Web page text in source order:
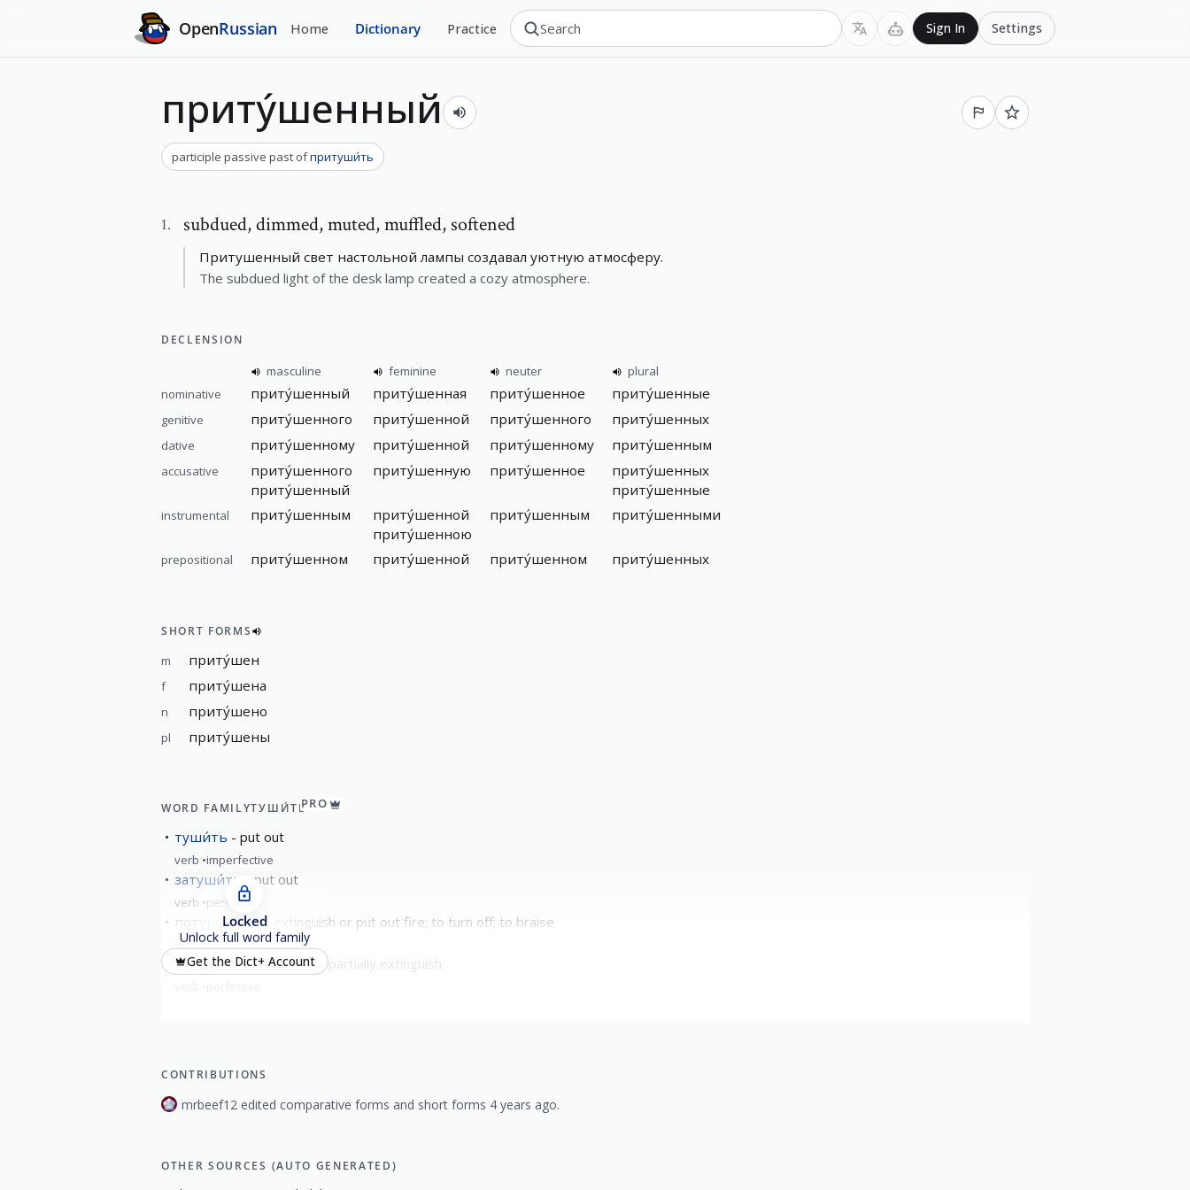
OpenRussian Home Dictionary Practice Sign In Settings
приту́шенный
participle passive past ofпритуши́ть
1. subdued,dimmed, muted, muffled, softened
Притушенный свет настольной лампы создавал уютную атмосферу.
The subdued light of the desk lamp created a cozy atmosphere.
DECLENSION
masculine feminine neuter
plural
nominative
приту́шенный приту́шенная приту́шенное приту́шенные
genitive приту́шенного приту́шенной приту́шенного приту́шенных
dative приту́шенному приту́шенной приту́шенному приту́шенным
accusative
приту́шенного
приту́шенный
приту́шенную приту́шенное
приту́шенных
приту́шенные
instrumental приту́шенным
приту́шенной
приту́шенною
приту́шенным приту́шенными
prepositional приту́шенном приту́шенной приту́шенном приту́шенных
SHORT FORMS
m приту́шен
f приту́шена
n приту́шено
pl приту́шены
WORD FAMILYТУШИ́ТЬPRO
туши́ть put out
verb imperfective
затуши́ть put out
verb perfective
потуши́ть to extinguish or put out fire; to turn off; to braise
verb perfective
притуши́ть to dim; to partially extinguish
Locked
Unlock full word family
Get the Dict+ Account
CONTRIBUTIONS
mrbeef12 edited comparative forms and short forms 4 years ago.
OTHER SOURCES (AUTO GENERATED)